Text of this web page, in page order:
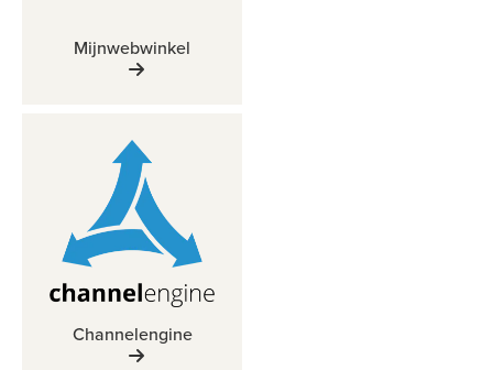
Mijnwebwinkel
Channelengine